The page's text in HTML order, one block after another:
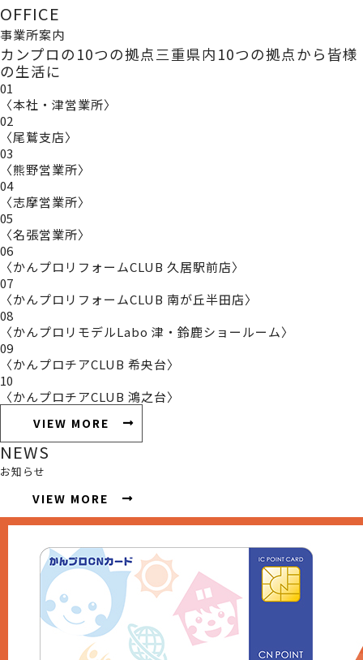
OFFICE
事業所案内
カンプロの10つの拠点三重県内10つの拠点から皆様
の生活に
01
〈本社・津営業所〉
02
〈尾鷲支店〉
03
〈熊野営業所〉
04
〈志摩営業所〉
05
〈名張営業所〉
06
〈かんプロリフォームCLUB 久居駅前店〉
07
〈かんプロリフォームCLUB 南が丘半田店〉
08
〈かんプロリモデルLabo 津・鈴鹿ショールーム〉
09
〈かんプロチアCLUB 希央台〉
10
〈かんプロチアCLUB 鴻之台〉
VIEW MORE
NEWS
お知らせ
VIEW MORE